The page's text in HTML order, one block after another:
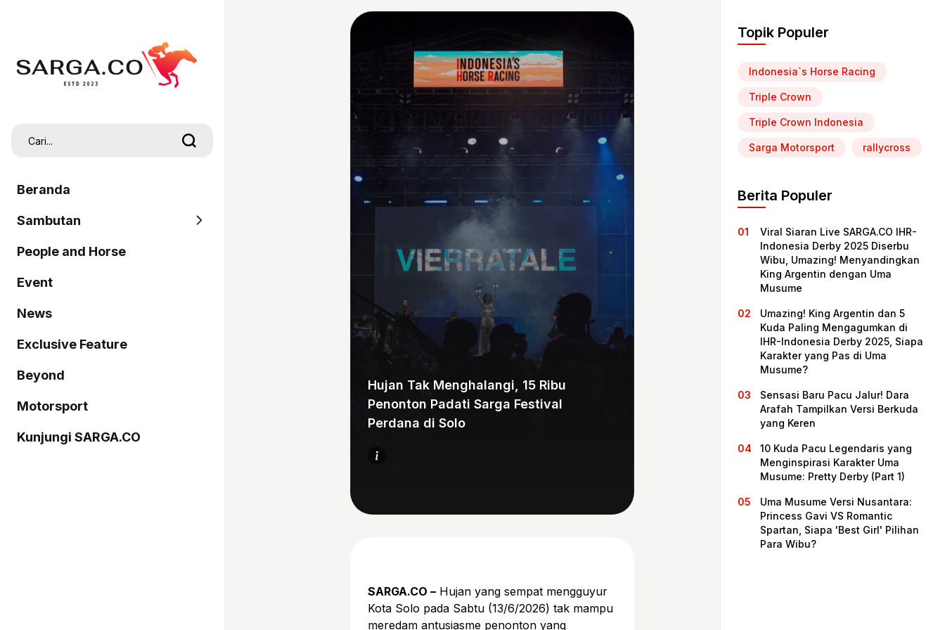
Beranda
Sambutan
SARGA
Pordasi
People and Horse
Event
News
Exclusive Feature
Beyond
Motorsport
Kunjungi SARGA.CO
Hujan Tak Menghalangi, 15 Ribu
Penonton Padati Sarga Festival
Perdana di Solo
SARGA.CO – Hujan yang sempat mengguyur
Kota Solo pada Sabtu (13/6/2026) tak mampu
meredam antusiasme penonton yang
Topik Populer
Indonesia`s Horse Racing
Triple Crown
Triple Crown Indonesia
Sarga Motorsport rallycross
Berita Populer
Viral Siaran Live SARGA.CO IHR-
Indonesia Derby 2025 Diserbu
Wibu, Umazing! Menyandingkan
King Argentin dengan Uma
Musume
Umazing! King Argentin dan 5
Kuda Paling Mengagumkan di
IHR-Indonesia Derby 2025, Siapa
Karakter yang Pas di Uma
Musume?
Sensasi Baru Pacu Jalur! Dara
Arafah Tampilkan Versi Berkuda
yang Keren
10 Kuda Pacu Legendaris yang
Menginspirasi Karakter Uma
Musume: Pretty Derby (Part 1)
Uma Musume Versi Nusantara:
Princess Gavi VS Romantic
Spartan, Siapa 'Best Girl' Pilihan
Para Wibu?